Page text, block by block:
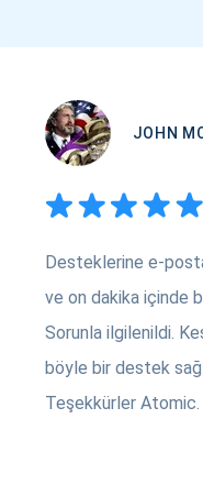
JOHN
Desteklerine e-
ve on dakika içinde
Sorunla ilgilenildi.
böyle bir destek
Teşekkürler Atomic.